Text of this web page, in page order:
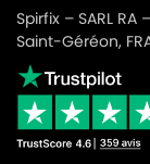
Spirfix – SARL
Saint-Géréon,